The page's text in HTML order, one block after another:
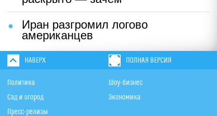
Иран разгромил логово
американцев
НАВЕРХ ПОЛНАЯ ВЕРСИЯ
Политика
Сад и огород
Пресс-релизы
Шоу-бизнес
Экономика